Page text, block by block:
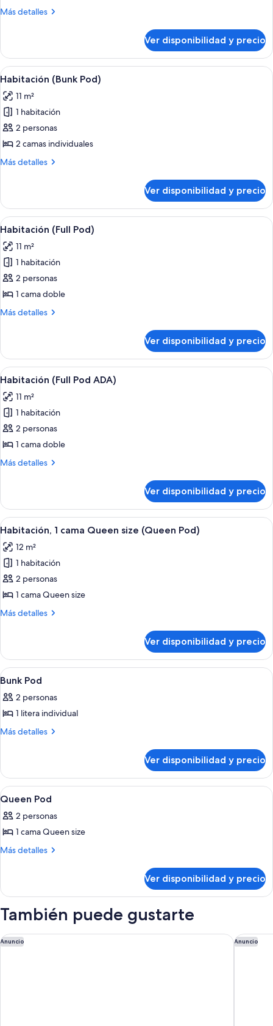
Más detalles
Más
Ver disponibilidad y precio
Ver
todas
las
fotos
de
Habitación
(Bunk
Habitación de hotel compacta con
10
Habitación (Bunk Pod)
11 m²
1 habitación
2 personas
2 camas individuales
Más detalles
Más
(Bunk
Pod)
Ver disponibilidad y precio
Ver
todas
las
fotos
de
Habitación
(Full
Habitación de hotel con cama,
11
Habitación (Full Pod)
11 m²
1 habitación
2 personas
1 cama doble
Más detalles
Más
(Full
Pod)
Ver disponibilidad y precio
Ver
todas
las
fotos
de
Habitación
(Full
Caja de seguridad en la habitación,
7
Habitación (Full Pod ADA)
11 m²
1 habitación
2 personas
1 cama doble
Más detalles
Más
(Full
Pod
ADA)
Ver disponibilidad y precio
Ver
todas
las
fotos
de
Habitación,
1
size
(Queen
Pod)
Caja de seguridad en la habitación,
10
Habitación, 1 cama Queen size (Queen Pod)
12 m²
1 habitación
2 personas
1 cama Queen size
Más detalles
Más
1
cama
Queen
(Queen
Pod)
Ver disponibilidad y precio
Ver
todas
las
fotos
de
Habitación de hotel con literas,
5
Bunk Pod
2 personas
1 litera individual
Más detalles
Más
Pod
Ver disponibilidad y precio
Ver
todas
las
fotos
de
Una habitación de hotel con cama,
5
Queen Pod
2 personas
1 cama Queen size
Más detalles
Más
Pod
Ver disponibilidad y precio
También puede gustarte
Anuncio
The Wall Street Hotel Anuncio
The